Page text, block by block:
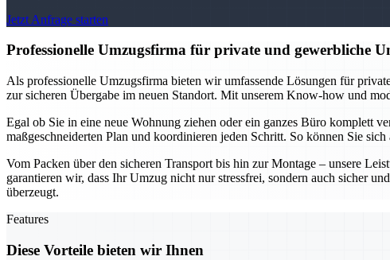
Jetzt Anfrage starten
Professionelle Umzugsfirma für private und gewerbliche
Als professionelle Umzugsfirma bieten wir umfassende Lösungen für
zur sicheren Übergabe im neuen Standort. Mit unserem Know-how und
Egal ob Sie in eine neue Wohnung ziehen oder ein ganzes Büro komplett
maßgeschneiderten Plan und koordinieren jeden Schritt. So können Sie
Vom Packen über den sicheren Transport bis hin zur Montage – unsere
garantieren wir, dass Ihr Umzug nicht nur stressfrei, sondern auch sicher
überzeugt.
Features
Diese Vorteile bieten wir Ihnen